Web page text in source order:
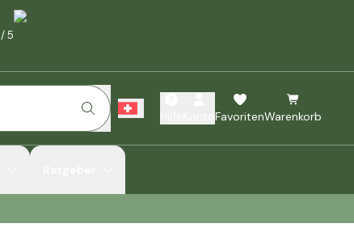
/5
FavoritenWarenkorb